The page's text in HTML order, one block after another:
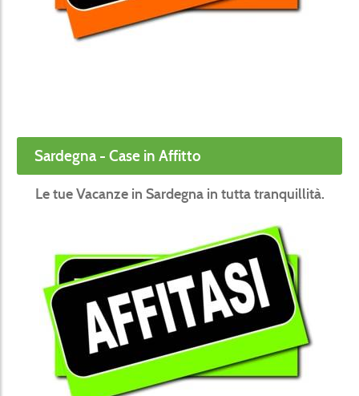
Sardegna - Case in Affitto
Le tue Vacanze in Sardegna in tutta tranquillità.